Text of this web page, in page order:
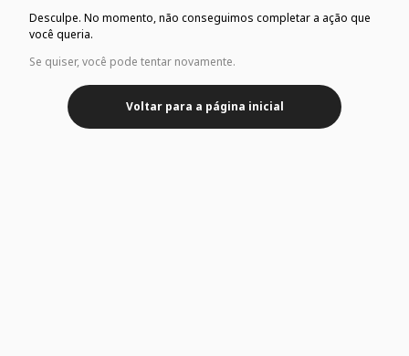
Desculpe. No momento, não conseguimos completar a ação que
você queria.
Se quiser, você pode tentar novamente.
Voltar para a página inicial